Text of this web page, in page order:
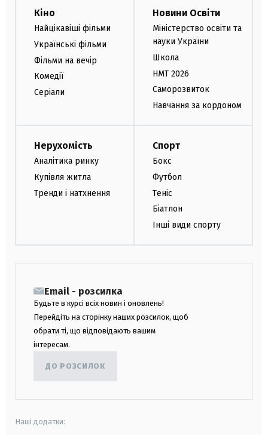
Кіно
Найцікавіші фільми
Українські фільми
Фільми на вечір
Комедії
Серіали
Новини Освіти
Міністерство освіти та
науки України
Школа
НМТ 2026
Саморозвиток
Навчання за кордоном
Нерухомість
Аналітика ринку
Купівля житла
Тренди і натхнення
Спорт
Бокс
Футбол
Теніс
Біатлон
Інші види спорту
Email - розсилка
Будьте в курсі всіх новин і оновлень!
Перейдіть на сторінку наших розсилок, щоб
обрати ті, що відповідають вашим
інтересам.
ДО РОЗСИЛОК
Наші додатки: